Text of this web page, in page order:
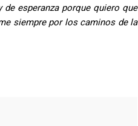
de esperanza porque quiero que
siempre por los caminos de la